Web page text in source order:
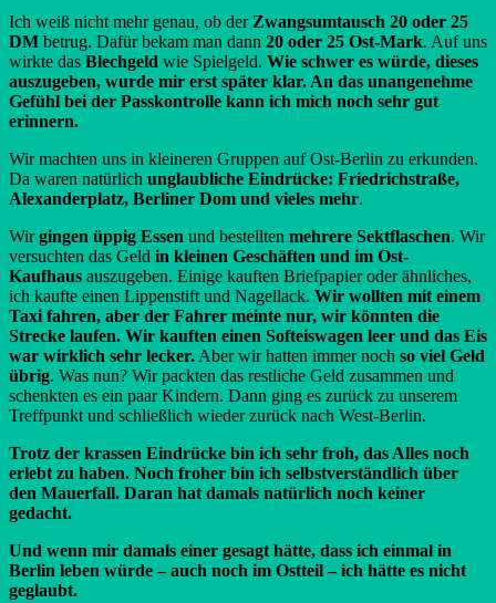
Ich weiß nicht mehr genau, ob derZwangsumtausch 20 oder 25
DM betrug. Dafür bekam man dann 20 oder 25 Ost-Mark. Auf uns
wirkte das Blechgeld wie Spielgeld. Wie schwer es würde, dieses
auszugeben, wurde mir erst später klar. An das unangenehme
Gefühl bei der Passkontrolle kann ich mich noch sehr gut
erinnern.
Wir machten uns in kleineren Gruppen auf Ost-Berlin zu erkunden.
Da waren natürlich unglaubliche Eindrücke: Friedrichstraße,
Alexanderplatz, Berliner Dom und vieles mehr.
Wirgingen üppig Essen und bestellten mehrere Sektflaschen. Wir
versuchten das Geld in kleinen Geschäften und im Ost-
Kaufhaus auszugeben. Einige kauften Briefpapier oder ähnliches,
ich kaufte einen Lippenstift und Nagellack. Wir wollten mit einem
Taxi fahren, aber der Fahrer meinte nur, wir könnten die
Strecke laufen. Wir kauften einen Softeiswagen leer und das Eis
war wirklich sehr lecker. Aber wir hatten immer noch so viel Geld
übrig. Was nun? Wir packten das restliche Geld zusammen und
schenkten es ein paar Kindern. Dann ging es zurück zu unserem
Treffpunkt und schließlich wieder zurück nach West-Berlin.
Trotz der krassen Eindrücke bin ich sehr froh, das Alles noch
erlebt zu haben. Noch froher bin ich selbstverständlich über
den Mauerfall. Daran hat damals natürlich noch keiner
gedacht.
Und wenn mir damals einer gesagt hätte, dass ich einmal in
Berlin leben würde – auch noch im Ostteil – ich hätte es nicht
geglaubt.